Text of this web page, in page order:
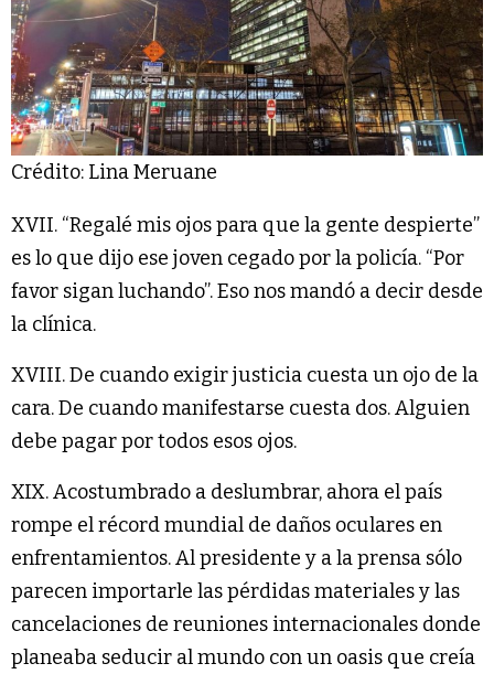
Crédito: Lina Meruane
XVII. “Regalé mis ojos para que la gente despierte”
es lo que dijo ese joven cegado por la policía. “Por
favor sigan luchando”. Eso nos mandó a decir desde
la clínica.
XVIII. De cuando exigir justicia cuesta un ojo de la
cara. De cuando manifestarse cuesta dos. Alguien
debe pagar por todos esos ojos.
XIX. Acostumbrado a deslumbrar, ahora el país
rompe el récord mundial de daños oculares en
enfrentamientos. Al presidente y a la prensa sólo
parecen importarle las pérdidas materiales y las
cancelaciones de reuniones internacionales donde
planeaba seducir al mundo con un oasis que creía